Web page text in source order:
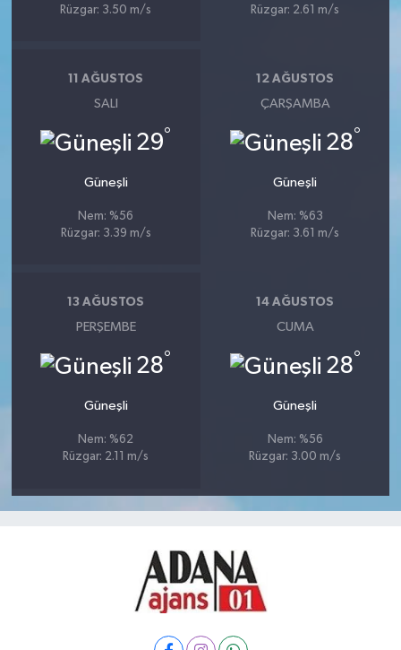
Rüzgar: 3.50 m/s
Rüzgar: 2.61 m/s
11 AĞUSTOS
SALI
29°
Güneşli
Nem: %56
Rüzgar: 3.39 m/s
12 AĞUSTOS
ÇARŞAMBA
28°
Güneşli
Nem: %63
Rüzgar: 3.61 m/s
13 AĞUSTOS
PERŞEMBE
28°
Güneşli
Nem: %62
Rüzgar: 2.11 m/s
14 AĞUSTOS
CUMA
28°
Güneşli
Nem: %56
Rüzgar: 3.00 m/s